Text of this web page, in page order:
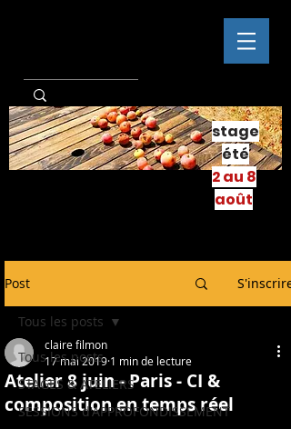
stage
été
2 au 8
août
Post S'inscrire
Tous les posts
STAGES & ATELIERS
SESSIONS d'APPROFONDISSEMENT
Tous les posts
Atelier 8 juin - Paris - CI &
composition en temps réel
claire filmon
17 mai 2019 1 min de lecture